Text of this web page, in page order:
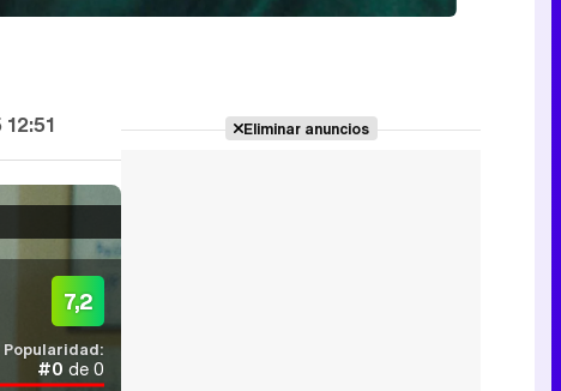
7,2
Popularidad:
#0 de 0
Eliminar anuncios